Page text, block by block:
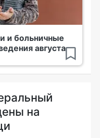
и больничные
августа
на